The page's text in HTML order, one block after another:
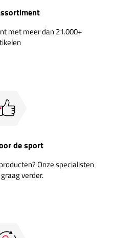
met meer dan 21.000+
de sport
Onze specialisten
verder.